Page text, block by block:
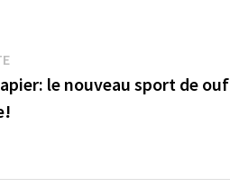
Publication
précédente :le nouveau sport de ouf